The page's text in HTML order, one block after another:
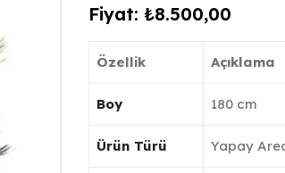
Fiyat: ₺8.500,00
Özellik Açıklama
Boy 180 cm
Ürün Türü Yapay